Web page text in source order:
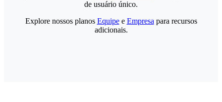
de usuário único.
Explore nossos planos Equipee Empresa para recursos
adicionais.